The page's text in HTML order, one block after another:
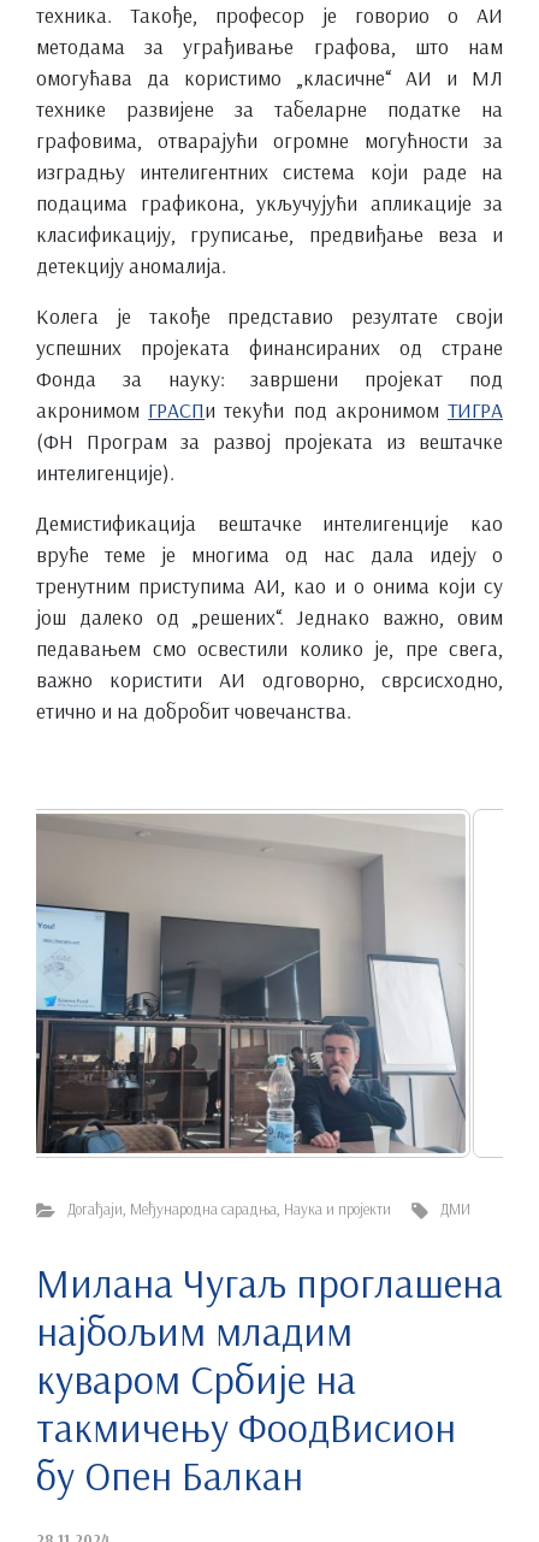
техника. Такође, професор је говорио о АИ
методама за уграђивање графова, што нам
омогућава да користимо „класичне“ АИ и МЛ
технике развијене за табеларне податке на
графовима, отварајући огромне могућности за
изградњу интелигентних система који раде на
подацима графикона, укључујући апликације за
класификацију, груписање, предвиђање веза и
детекцију аномалија.
Колега је такође представио резултате своји
успешних пројеката финансираних од стране
Фонда за науку: завршени пројекат под
акронимом ГРАСПи текући под акронимомТИГРА
(ФН Програм за развој пројеката из вештачке
интелигенције).
Демистификација вештачке интелигенције као
вруће теме је многима од нас дала идеју о
тренутним приступима АИ, као и о онима који су
још далеко од „решених“. Једнако важно, овим
педавањем смо освестили колико је, пре свега,
важно користити АИ одговорно, сврсисходно,
етично и на добробит човечанства.
Догађаји Међународна сарадња Наука и пројекти ДМИ
Милана Чугаљ проглашена
најбољим младим
куваром Србије на
такмичењу ФоодВисион
бy Опен Балкан